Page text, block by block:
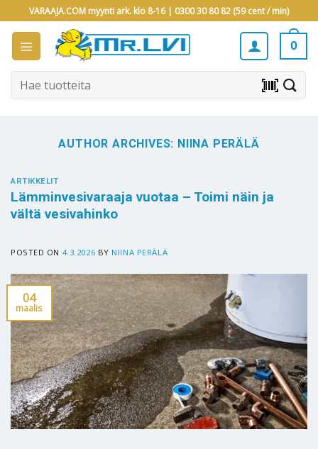
to
content
VARAAJA.COM myynti ark. klo 8-16 | 0300 30 80 82 (59 cent / min)
0
Etsi: barcode_scanner
AUTHOR ARCHIVES: NIINA PERÄLÄ
ARTIKKELIT
Lämminvesivaraaja vuotaa – Toimi näin ja
vältä vesivahinko
POSTED ON 4.3.2026 BY NIINA PERÄLÄ
04
maalis